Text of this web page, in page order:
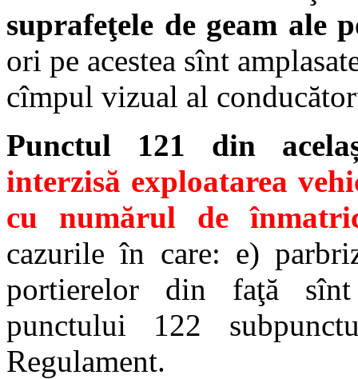
suprafeţele de geam
ori pe acestea sînt
cîmpul vizual al
Punctul 121 din
interzisă exploatarea
cu numărul de
cazurile în care: e)
portierelor din faţă sînt
punctului 122
Regulament.